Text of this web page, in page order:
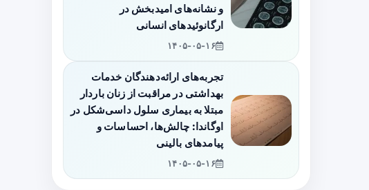
و نشانه‌های امیدبخش در
ارگانوئیدهای انسانی
۱۴۰۵-۰۵-۱۶
تجربه‌های ارائه‌دهندگان خدمات
بهداشتی در مراقبت از زنان باردار
مبتلا به بیماری سلول داسی‌شکل در
اوگاندا: چالش‌ها، احساسات و
پیامدهای بالینی
۱۴۰۵-۰۵-۱۶